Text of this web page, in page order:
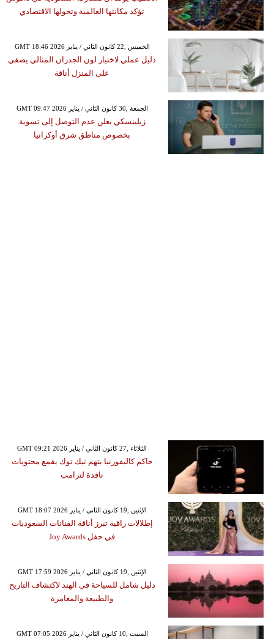
تؤكد مكانتها العالمية وتحولها الاقتصادي
GMT 18:46 2026 الخميس ,22 كانون الثاني / يناير
دليل عملي لاختيار لون الجدران المثالي يضفي
على المنزل أناقة
GMT 09:47 2026 الجمعة ,30 كانون الثاني / يناير
زيلينسكي يعلن عدم التوصل إلى تسوية
بخصوص مناطق شرق أوكرانيا
GMT 09:21 2026 الثلاثاء ,27 كانون الثاني / يناير
حاكم كاليفورنيا يتهم تيك توك بقمع محتويات
ناقدة لترامب
GMT 18:07 2026 الإثنين ,19 كانون الثاني / يناير
إطلالات راقية تبرز أناقة الفنانات السعوديات
في حفل Joy Awards
GMT 17:59 2026 الإثنين ,19 كانون الثاني / يناير
دليل شامل للسياحة في الهند لاكتشاف التاريخ
والطبيعة والمغامرة
GMT 07:05 2026 السبت ,10 كانون الثاني / يناير